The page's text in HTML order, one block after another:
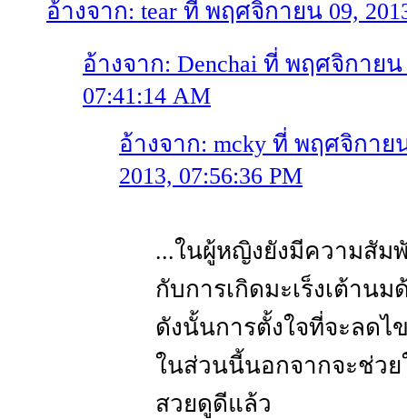
อ้างจาก: tear ที่ พฤศจิกายน 09,
อ้างจาก: Denchai ที่ พฤศจิกายน
07:41:14 AM
อ้างจาก: mcky ที่ พฤศจิกาย
2013, 07:56:36 PM
...ในผู้หญิงยังมีความสัม
กับการเกิดมะเร็งเต้านม
ดังนั้นการตั้งใจที่จะลดไ
ในส่วนนี้นอกจากจะช่วย
สวยดูดีแล้ว